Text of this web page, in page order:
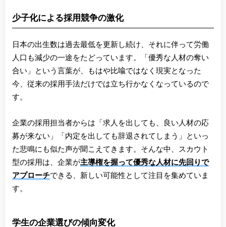
少子化による採用競争の激化
日本の出生数は過去最低を更新し続け、それに伴って労働
人口も減少の一途をたどっています。「優秀な人材の奪い
合い」という言葉が、もはや比喩ではなく現実となった
今、従来の採用手法だけでは立ち行かなくなっているので
す。
企業の採用担当者からは「求人を出しても、良い人材の応
募が来ない」「内定を出しても辞退されてしまう」といっ
た悲鳴にも似た声が聞こえてきます。そんな中、スカウト
型の採用は、企業が主導権を握って優秀な人材に先回りで
アプローチできる、新しい可能性として注目を集めていま
す。
学生の企業選びの傾向変化